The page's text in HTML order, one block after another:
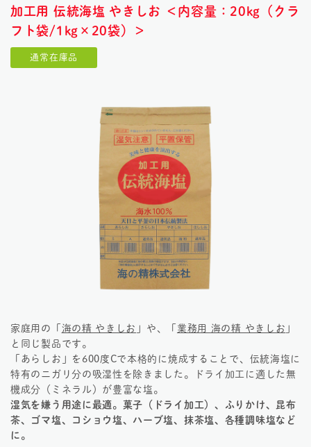
加工用 伝統海塩 やきしお ＜内容量：20kg（クラ
フト袋/1kg×20袋）＞
通常在庫品
家庭用の「 海の精 やきしお 」や、「 業務用 海の精 やきしお 」
と同じ製品です。
「あらしお」を600度Cで本格的に焼成することで、伝統海塩に
特有のニガリ分の吸湿性を除きました。ドライ加工に適した無
機成分（ミネラル）が豊富な塩。
湿気を嫌う用途に最適。菓子（ドライ加工）、ふりかけ、昆布
茶、ゴマ塩、コショウ塩、ハーブ塩、抹茶塩、各種調味塩など
に。